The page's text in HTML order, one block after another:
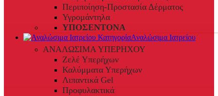
Περιποίηση-Προστασία Δέρματος
Υγρομάντηλα
ΥΠΟΣΕΝΤΟΝΑ
Αναλώσιμα Ιατρείου
ΑΝΑΛΩΣΙΜΑ ΥΠΕΡΗΧΟΥ
Ζελέ Υπερήχων
Καλύμματα Υπερήχων
Λιπαντικά Gel
Προφυλακτικά